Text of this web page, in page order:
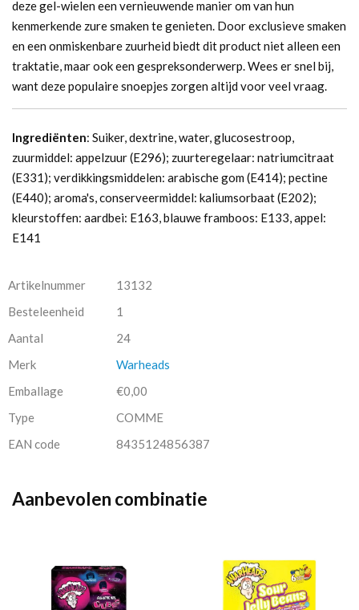
deze gel-wielen een vernieuwende manier om van hun
kenmerkende zure smaken te genieten. Door exclusieve smaken
en een onmiskenbare zuurheid biedt dit product niet alleen een
traktatie, maar ook een gespreksonderwerp. Wees er snel bij,
want deze populaire snoepjes zorgen altijd voor veel vraag.
Ingrediënten: Suiker, dextrine, water, glucosestroop,
zuurmiddel: appelzuur (E296); zuurteregelaar: natriumcitraat
(E331); verdikkingsmiddelen: arabische gom (E414); pectine
(E440); aroma's, conserveermiddel: kaliumsorbaat (E202);
kleurstoffen: aardbei: E163, blauwe framboos: E133, appel:
E141
Artikelnummer
13132
Besteleenheid
1
Aantal
24
Merk
Warheads
Emballage
€0,00
Type
COMME
EAN code
8435124856387
Aanbevolen combinatie